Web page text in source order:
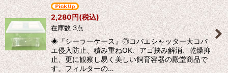
2,280円(税込)
在庫数 3点
◈『シーラーケース』◎コバエシャッター大コバ
エ侵入防止、積み重ねOK、アゴ挟み解消、乾燥抑
止、更に観察し易く美しい飼育容器の殿堂商品で
す。フィルターの…